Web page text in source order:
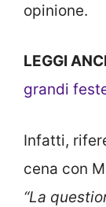
opinione.
LEGGI
grandi
Infatti,
cena con
“La